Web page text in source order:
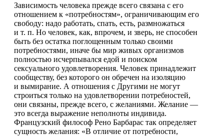
Зависимость человека прежде всего связана с его
отношением к «потребностям», ограничивающим его
свободу: надо работать, спать, есть, размножаться
и т. п. Но человек, как, впрочем, и зверь, не способен
быть без остатка поглощенным только своими
потребностями, иначе бы мир живых организмов
полностью исчерпывался едой и поиском
сексуального удовлетворения. Человек принадлежит
сообществу, без которого он обречен на изоляцию
и вымирание. А отношения с Другими не могут
строиться только на удовлетворении потребностей,
они связаны, прежде всего, с желаниями. Желание —
это всегда выражение неполноты индивида.
Французский философ Рено Барбарас так определяет
сущность желания: «В отличие от потребности,